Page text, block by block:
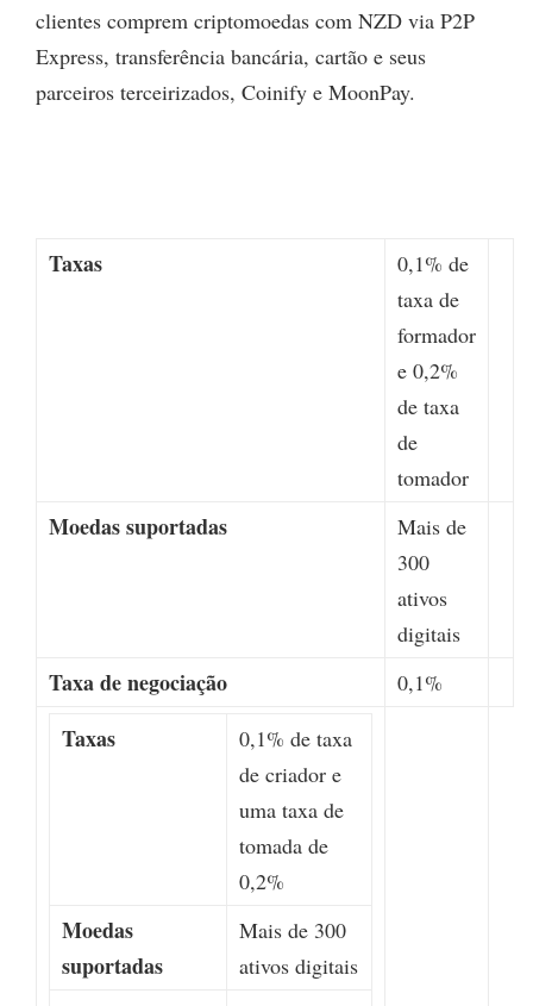
clientes comprem criptomoedas com NZD via P2P
Express, transferência bancária, cartão e seus
parceiros terceirizados, Coinify e MoonPay.
Taxas
0,1% de
taxa de
formador
e 0,2%
de taxa
de
tomador
Moedas suportadas
Mais de
300
ativos
digitais
Taxa de negociação 0,1%
Taxas
0,1% de taxa
de criador e
uma taxa de
tomada de
0,2%
Moedas
suportadas
Mais de 300
ativos digitais